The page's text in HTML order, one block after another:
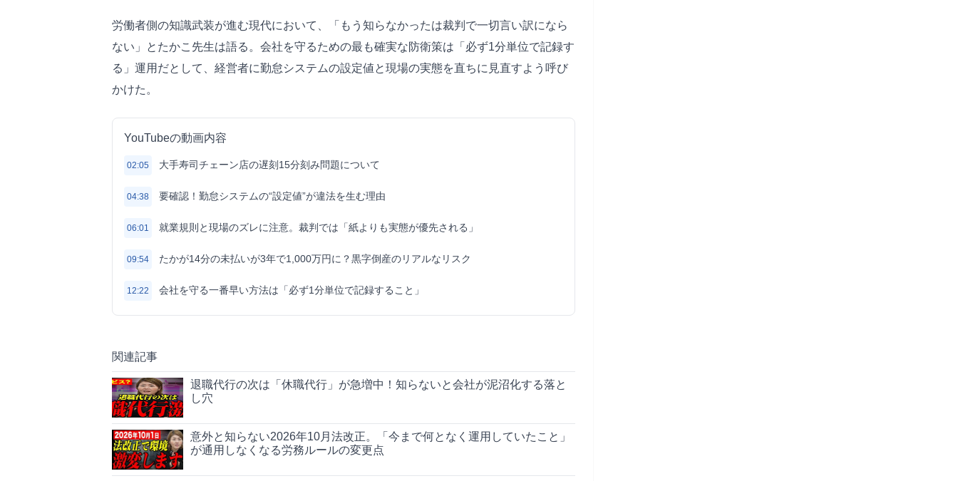
労働者側の知識武装が進む現代において、「もう知らなかったは裁判で一切言い訳になら
ない」とたかこ先生は語る。会社を守るための最も確実な防衛策は「必ず1分単位で記録す
る」運用だとして、経営者に勤怠システムの設定値と現場の実態を直ちに見直すよう呼び
かけた。
YouTubeの動画内容
02:05 大手寿司チェーン店の遅刻15分刻み問題について
04:38 要確認！勤怠システムの“設定値”が違法を生む理由
06:01 就業規則と現場のズレに注意。裁判では「紙よりも実態が優先される」
09:54 たかが14分の未払いが3年で1,000万円に？黒字倒産のリアルなリスク
12:22 会社を守る一番早い方法は「必ず1分単位で記録すること」
関連記事
退職代行の次は「休職代行」が急増中！知らないと会社が泥沼化する落と
し穴
意外と知らない2026年10月法改正。「今まで何となく運用していたこと」
が通用しなくなる労務ルールの変更点